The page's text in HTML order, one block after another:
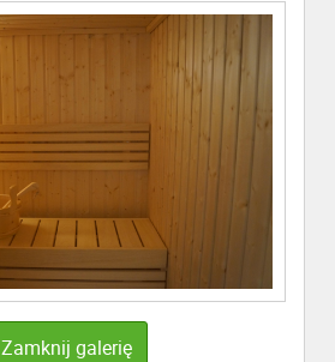
Zamknij galerię